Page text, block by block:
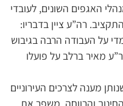
האגפים השונים, לעובדי
רה”ע ציין בדבריו:
על העבודה הרבה בגיבוש
מאיר ברלב על פועלו
מענה לצרכים העירוניים
והרווחה, משפר את